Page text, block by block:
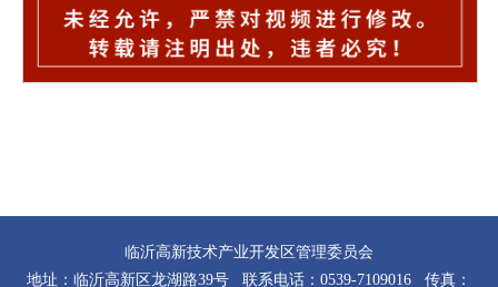
临沂高新技术产业开发区管理委员会
地址：临沂高新区龙湖路39号 联系电话：0539-7109016 传真：